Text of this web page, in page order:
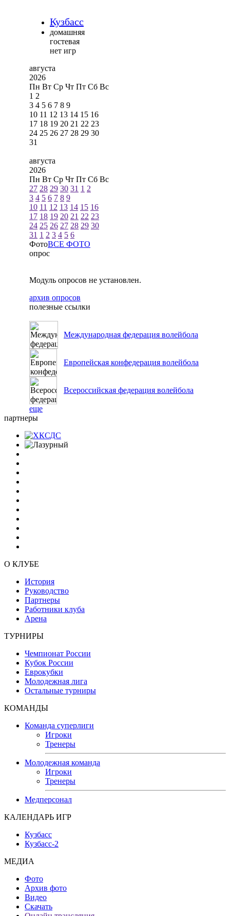
Кузбасс
домашняя
гостевая
нет игр
августа
2026
Пн Вт Ср Чт Пт Сб Вс
1 2
3 4 5 6 7 8 9
10 11 12 13 14 15 16
17 18 19 20 21 22 23
24 25 26 27 28 29 30
31
августа
2026
Пн Вт Ср Чт Пт Сб Вс
27 28 29 30 31 1 2
3 4 5 6 7 8 9
10 11 12 13 14 15 16
17 18 19 20 21 22 23
24 25 26 27 28 29 30
31 1 2 3 4 5 6
ФотоВСЕ ФОТО
опрос
Модуль опросов не установлен.
архив опросов
полезные ссылки
Международная федерация волейбола
Европейская конфедерация волейбола
Всероссийская федерация волейбола
еще
партнеры
О КЛУБЕ
История
Руководство
Партнеры
Работники клуба
Арена
ТУРНИРЫ
Чемпионат России
Кубок России
Еврокубки
Молодежная лига
Остальные турниры
КОМАНДЫ
Команда суперлиги
Игроки
Тренеры
Молодежная команда
Игроки
Тренеры
Медперсонал
КАЛЕНДАРЬ ИГР
Кузбасс
Кузбасс-2
МЕДИА
Фото
Архив фото
Видео
Скачать